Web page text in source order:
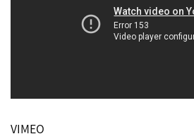
VIMEO